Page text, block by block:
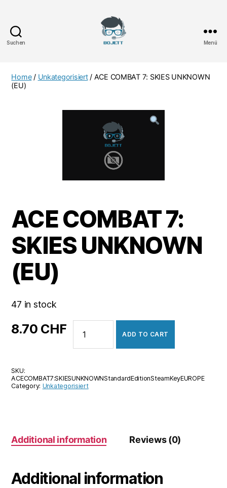
Suchen Menü
Home/ Unkategorisiert/ ACE COMBAT 7: SKIES UNKNOWN
(EU)
ACE COMBAT 7:
SKIES UNKNOWN
(EU)
47 in stock
8.70 CHF
COMBAT
7:
UNKNOWN
(EU)
ADD TO CART
SKU:
ACECOMBAT7:SKIESUNKNOWNStandardEditionSteamKeyEUROPE
Category: Unkategorisiert
Additional information Reviews (0)
Additional information